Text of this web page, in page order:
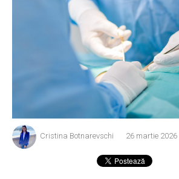
Cristina Botnarevschi 26 martie 2026